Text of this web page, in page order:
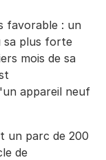
favorable : un
sa plus forte
mois de sa
appareil neuf
un parc de 200
de